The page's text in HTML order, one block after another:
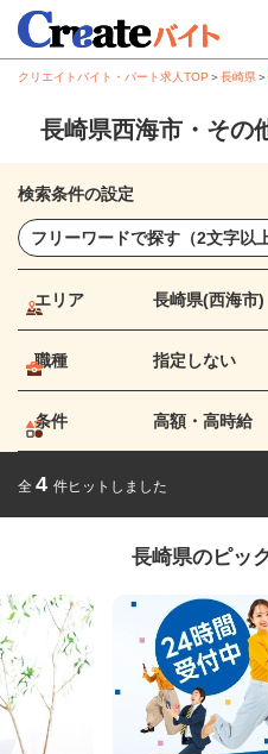
クリエイトバイト・パート求人TOP ＞長崎県＞
長崎県西海市・その
検索条件の設定
エリア 長崎県(西海市)
職種 指定しない
条件 高額・高時給
全 4 件ヒットしました
長崎県のピッ